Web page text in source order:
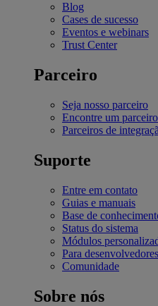
Blog
Cases de sucesso
Eventos e webinars
Trust Center
Parceiro
Seja nosso parceiro
Encontre um parceiro
Parceiros de
Suporte
Entre em contato
Guias e manuais
Base de
Status do sistema
Módulos
Para desenvolvedores
Comunidade
Sobre nós